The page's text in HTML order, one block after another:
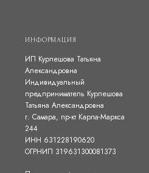
ИНФОРМАЦИЯ
ИП Курпешова Татьяна
Александровна
Индивидуальный
предприниматель Курпешова
Татьяна Александровна
г. Самара, пр-кт Карла-Маркса
244
ИНН 631228190620
ОГРНИП 319631300081373